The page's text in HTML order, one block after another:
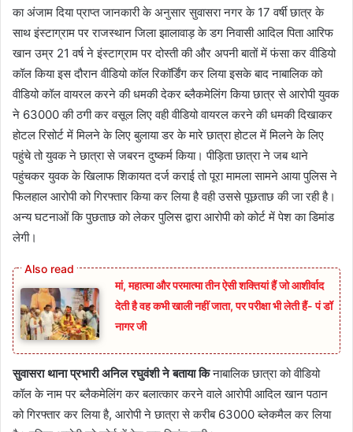
का अंजाम दिया प्राप्त जानकारी के अनुसार सुवासरा नगर के 17 वर्षी छात्र के
साथ इंस्टाग्राम पर राजस्थान जिला झालावाड़ के डग निवासी आदिल पिता आरिफ
खान उम्र 21 वर्ष ने इंस्टाग्राम पर दोस्ती की और अपनी बातों में फंसा कर वीडियो
कॉल किया इस दौरान वीडियो कॉल रिकॉर्डिंग कर लिया इसके बाद नाबालिक को
वीडियो कॉल वायरल करने की धमकी देकर ब्लैकमेलिंग किया छात्र से आरोपी युवक
ने 63000 की ठगी कर वसूल लिए वही वीडियो वायरल करने की धमकी दिखाकर
होटल रिसोर्ट में मिलने के लिए बुलाया डर के मारे छात्रा होटल में मिलने के लिए
पहुंचे तो युवक ने छात्रा से जबरन दुष्कर्म किया। पीड़िता छात्रा ने जब थाने
पहुंचकर युवक के खिलाफ शिकायत दर्ज कराई तो पूरा मामला सामने आया पुलिस ने
फिलहाल आरोपी को गिरफ्तार किया कर लिया है वही उससे पूछताछ की जा रही है।
अन्य घटनाओं कि पुछताछ को लेकर पुलिस द्वारा आरोपी को कोर्ट में पेश का डिमांड
लेगी।
मां, महात्मा और परमात्मा तीन ऐसी शक्तियां हैं जो आशीर्वाद
देती है वह कभी खाली नहीं जाता, पर परीक्षा भी लेती हैं- पं डॉ
नागर जी
सुवासरा थाना प्रभारी अनिल रघुवंशी ने बताया किनाबालिक छात्रा को वीडियो
कॉल के नाम पर ब्लैकमेलिंग कर बलात्कार करने वाले आरोपी आदिल खान पठान
को गिरफ्तार कर लिया है, आरोपी ने छात्रा से करीब 63000 ब्लेकमैल कर लिया